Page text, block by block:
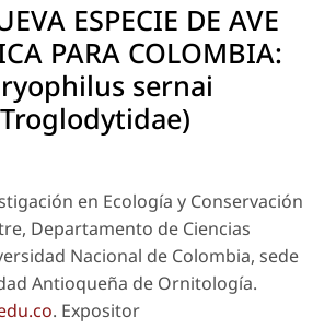
ESPECIE DE AVE
PARA COLOMBIA:
sernai
en Ecología y Conservación
Departamento de Ciencias
Nacional de Colombia, sede
Antioqueña de Ornitología.
. Expositor